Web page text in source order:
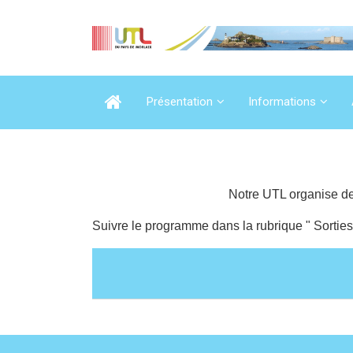
Présentation Informations
Notre UTL organise
Suivre le programme dans la rubrique "